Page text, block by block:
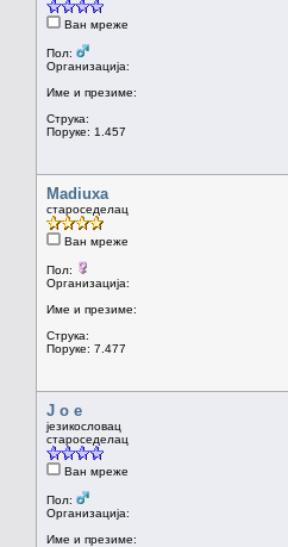
Ван мреже
Пол:
Организација:
Име и презиме:
Струка:
Поруке: 1.457
Madiuxa
староседелац
Ван мреже
Пол:
Организација:
Име и презиме:
Струка:
Поруке: 7.477
J o e
језикословац
староседелац
Ван мреже
Пол:
Организација:
Име и презиме: